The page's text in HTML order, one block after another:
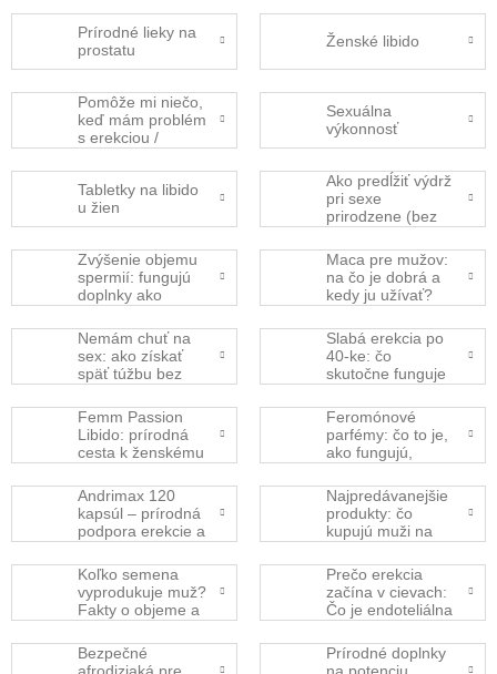
Prírodné lieky na
prostatu
Ženské libido
Pomôže mi niečo,
keď mám problém
s erekciou /
Sexuálna
výkonnosť
Tabletky na libido
u žien
Ako predĺžiť výdrž
pri sexe
prirodzene (bez
Zvýšenie objemu
spermií: fungujú
doplnky ako
Maca pre mužov:
na čo je dobrá a
kedy ju užívať?
Nemám chuť na
sex: ako získať
späť túžbu bez
Slabá erekcia po
40-ke: čo
skutočne funguje
Femm Passion
Libido: prírodná
cesta k ženskému
rovnováhe
Feromónové
parfémy: čo to je,
ako fungujú,
vrstvenie s vôňou
(kompletný
návod)
Andrimax 120
kapsúl – prírodná
podpora erekcie a
zbytočných
sľubov
Najpredávanejšie
produkty: čo
kupujú muži na
(aktuálne trendy)
Koľko semena
vyprodukuje muž?
Fakty o objeme a
Prečo erekcia
začína v cievach:
Čo je endoteliálna
Bezpečné
Prírodné doplnky